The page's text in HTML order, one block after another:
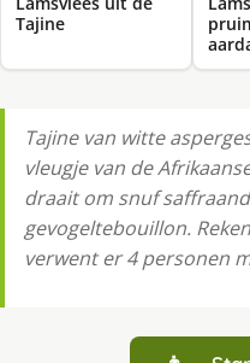
Tajine
Tajine van witte
vleugje van de
draait om snuf
gevogeltebouillon.
verwent er 4 personen